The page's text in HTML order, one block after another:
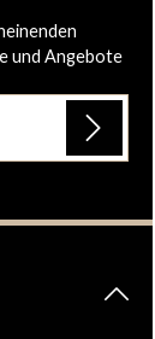
und Angebote